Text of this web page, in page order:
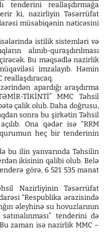
reallaşdırmağa
ki, nazirliyin Təsərrüfat
müsabiqənin nəticəsini
istilik sistemləri və
alınıb-quraşdırılması
Bu məqsədlə nazirlik
imzalayıb. Həmin
reallaşdıracaq.
apardığı araşdırma
TİKİNTİ” MMC Təhsil
çalik olub. Daha doğrusu,
sonra bu şirkətin Təhsil
Ona qədər isə “RRM
qurumun heç bir tenderinin
bu ilin yanvarında Təhsilin
ikisinin qalibi olub. Belə
görə, 6 521 535 manat
Nazirliyinin Təsərrüfat
“Respublika ərazisində
əleyhinə su hovuzlarının
tenderini də
zaman isə nazirlik MMC –